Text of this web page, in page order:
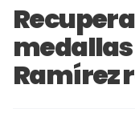
Recupera
Ramírez